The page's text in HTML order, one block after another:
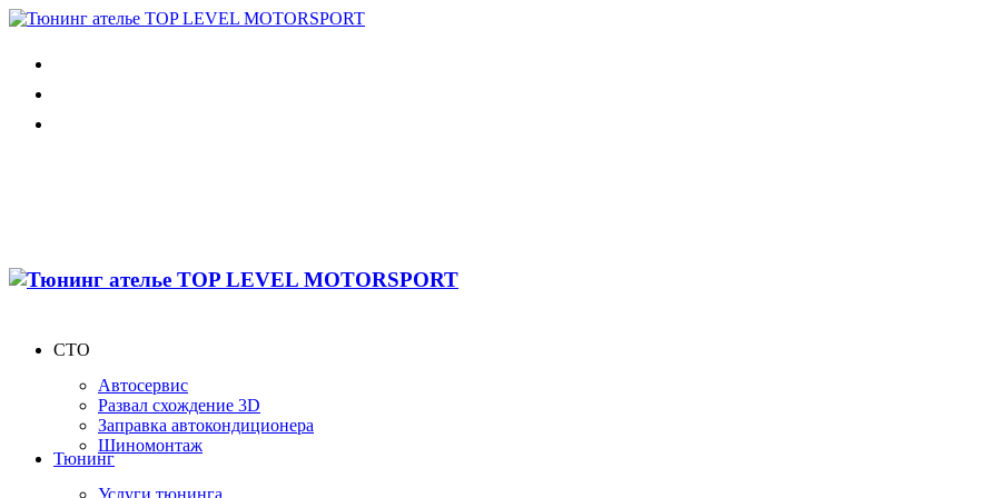
СТО
Автосервис
Развал схождение 3D
Заправка автокондиционера
Шиномонтаж
Тюнинг